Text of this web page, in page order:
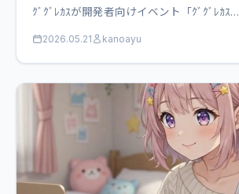
ｸﾞｸﾞﾚｶｽが開発者向けイベント「ｸﾞｸﾞﾚｶｽ…
2026.05.21 kanoayu